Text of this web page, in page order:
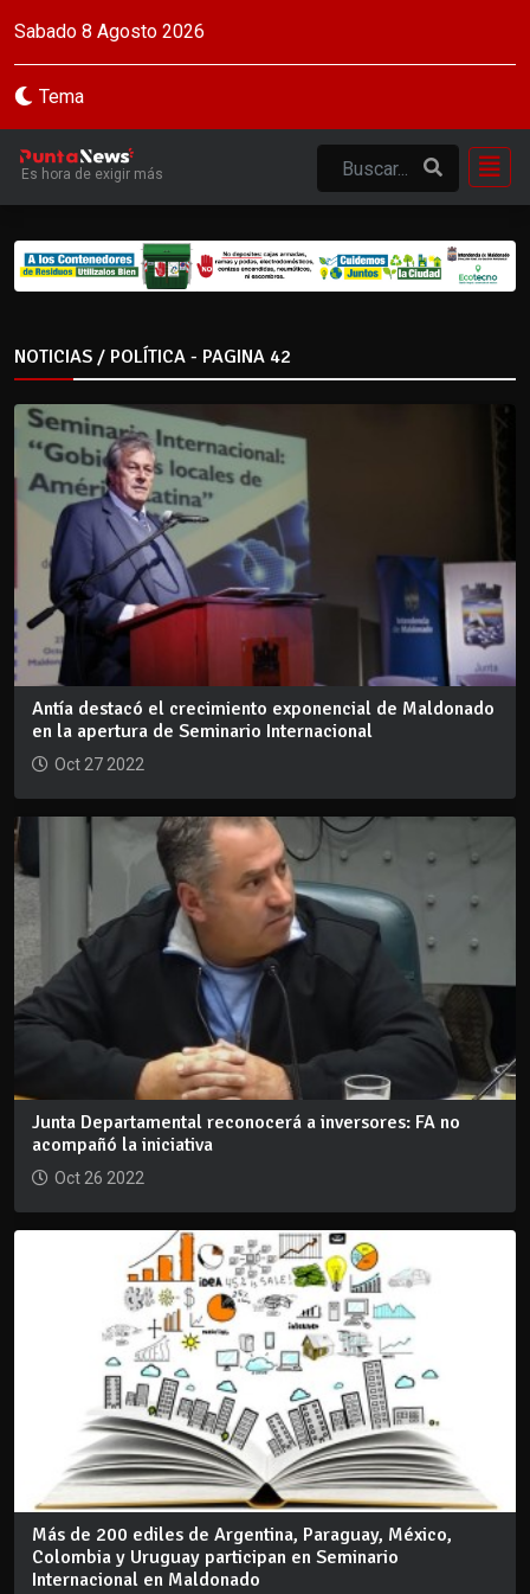
Sabado 8 Agosto 2026
Tema
Es hora de exigir más
NOTICIAS / POLÍTICA - PAGINA 42
Antía destacó el crecimiento exponencial de Maldonado
en la apertura de Seminario Internacional
Oct 27 2022
Junta Departamental reconocerá a inversores: FA no
acompañó la iniciativa
Oct 26 2022
Más de 200 ediles de Argentina, Paraguay, México,
Colombia y Uruguay participan en Seminario
Internacional en Maldonado